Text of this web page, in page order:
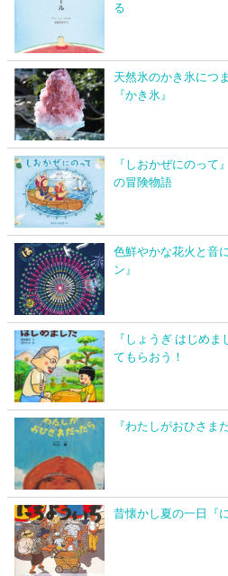
る
天然氷のかき氷につ
『かき氷』
『しおかぜにのって
の冒険物語
色鮮やかな花火と音
ン』
『しょうぎ はじめま
てもらおう！
『わたしがおひさま
昔懐かし夏の一日『